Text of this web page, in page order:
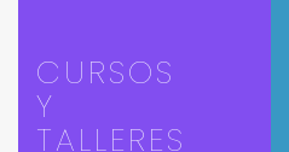
CURSOS
Y
TALLERES